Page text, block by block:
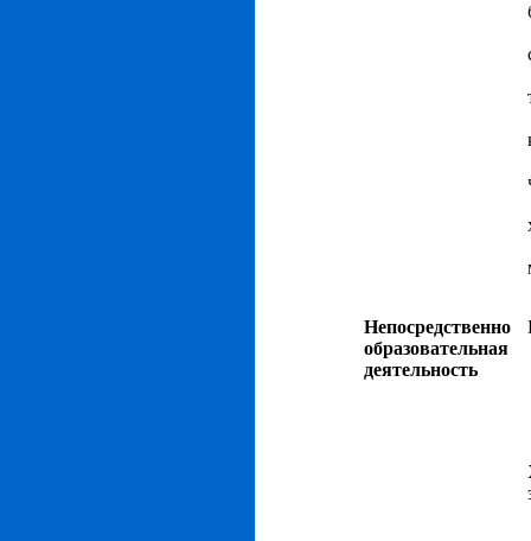
Непосредственно
образовательная
деятельность